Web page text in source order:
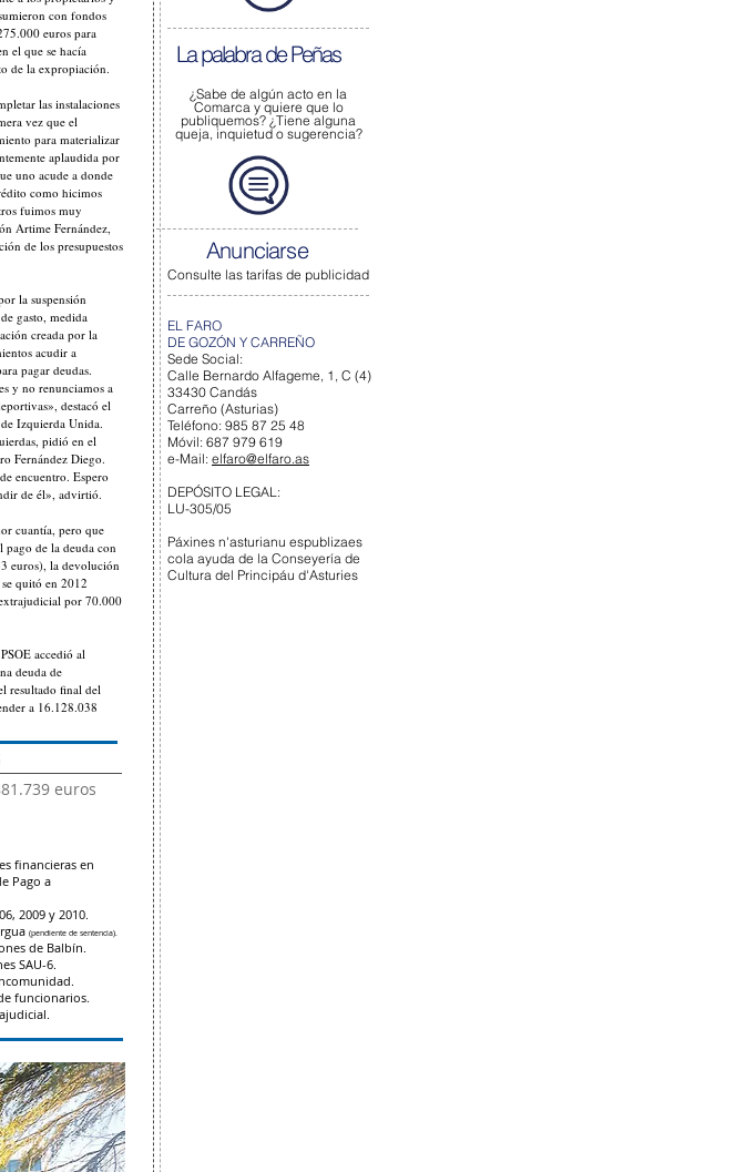
con fondos
euros para
el que se hacía
de la expropiación.
las instalaciones
vez que el
para materializar
aplaudida por
uno acude a donde
como hicimos
fuimos muy
Artime Fernández,
de los presupuestos
la suspensión
gasto, medida
creada por la
acudir a
pagar deudas.
y no renunciamos a
destacó el
Izquierda Unida.
pidió en el
Fernández Diego.
encuentro. Espero
de él», advirtió.
cuantía, pero que
de la deuda con
euros), la devolución
quitó en 2012
por 70.000
accedió al
deuda de
resultado final del
a 16.128.038
euros
financieras en
Pago a
2009 y 2010.
(pendiente de sentencia).
de Balbín.
SAU-6.
funcionarios.
La palabra de Peñas
¿Sabe de algún acto en la
Comarca y quiere que lo
publiquemos? ¿Tiene alguna
queja, inquietud o sugerencia?
Anunciarse
Consulte las tarifas de publicidad
EL FARO
DE GOZÓN Y CARREÑO
Sede Social:
Calle Bernardo Alfageme, 1, C (4)
33430 Candás
Carreño (Asturias)
Teléfono: 985 87 25 48
Móvil: 687 979 619
e-Mail: elfaro@elfaro.as
DEPÓSITO LEGAL:
LU-305/05
Páxines n'asturianu espublizaes
cola ayuda de la Conseyería de
Cultura del Principáu d'Asturies